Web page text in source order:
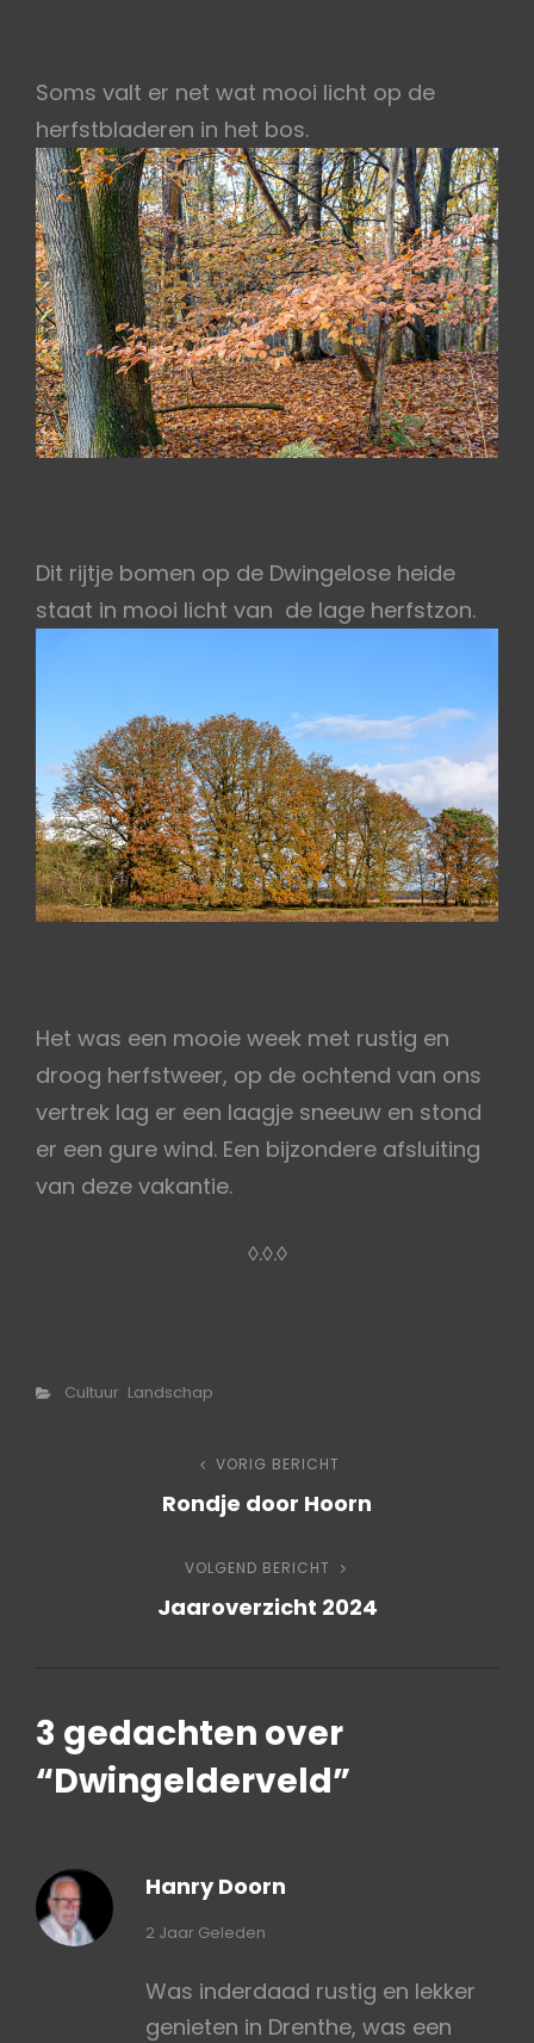
Soms valt er net wat mooi licht op de
herfstbladeren in het bos.
Dit rijtje bomen op de Dwingelose heide
staat in mooi licht van de lage herfstzon.
Het was een mooie week met rustig en
droog herfstweer, op de ochtend van ons
vertrek lag er een laagje sneeuw en stond
er een gure wind. Een bijzondere afsluiting
van deze vakantie.
◊.◊.◊
Categorieën
Cultuur Landschap
navigatie
Vorig
bericht
VORIG BERICHT
Rondje door Hoorn
Volgend
bericht
VOLGEND BERICHT
Jaaroverzicht 2024
3 gedachten over
“Dwingelderveld”
Hanry Doorn
zegt:
2 Jaar Geleden
Was inderdaad rustig en lekker
genieten in Drenthe, was een